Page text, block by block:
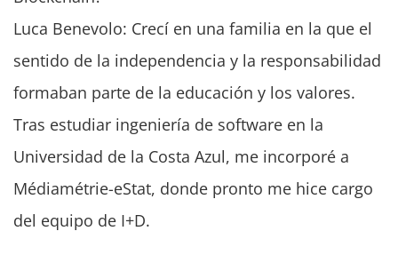
Luca Benevolo: Crecí en una familia en la que el
sentido de la independencia y la responsabilidad
formaban parte de la educación y los valores.
Tras estudiar ingeniería de software en la
Universidad de la Costa Azul, me incorporé a
Médiamétrie-eStat, donde pronto me hice cargo
del equipo de I+D.